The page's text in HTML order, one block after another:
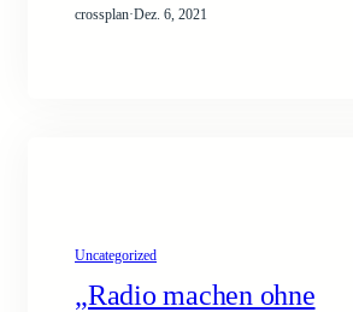
crossplan·Dez. 6, 2021
Uncategorized
„Radio machen ohne